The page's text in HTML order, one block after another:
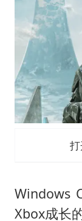
Windows
Xbox成长